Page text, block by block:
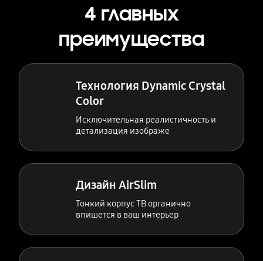
4 главных
преимущества
Технология Dynamic Crystal
Color
Исключительная реалистичность и
детализация изображе
Дизайн AirSlim
Тонкий корпус ТВ органично
впишется в ваш интерьер